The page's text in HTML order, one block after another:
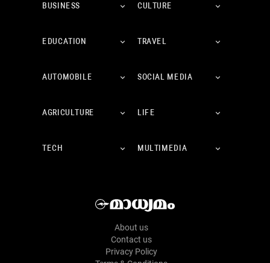
BUSINESS CULTURE
EDUCATION TRAVEL
AUTOMOBILE SOCIAL MEDIA
AGRICULTURE LIFE
TECH MULTIMEDIA
About us
Contact us
Privacy Policy